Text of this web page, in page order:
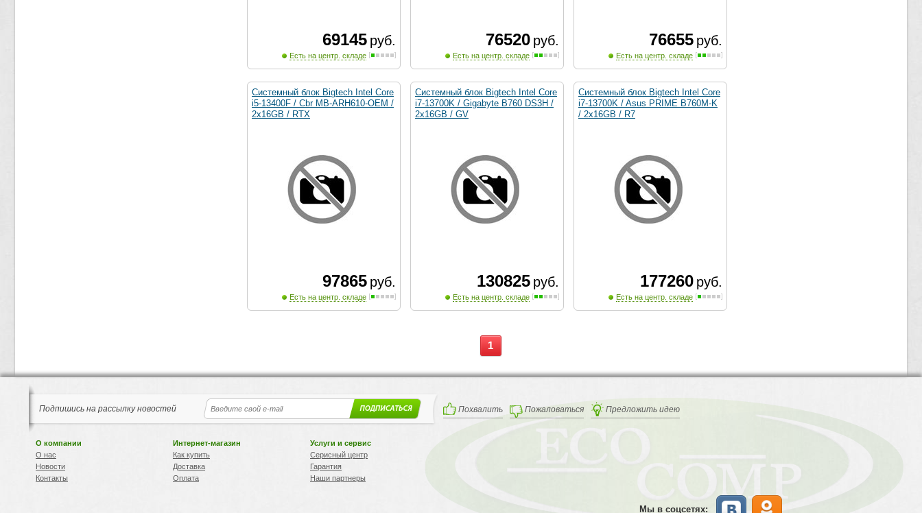
69145 руб.
Есть на центр. складе
76520 руб.
Есть на центр. складе
76655 руб.
Есть на центр. складе
Системный блок Bigtech Intel Core
i5-13400F / Cbr MB-ARH610-OEM /
2x16GB / RTX
97865 руб.
Есть на центр. складе
Системный блок Bigtech Intel Core
i7-13700K / Gigabyte B760 DS3H /
2x16GB / GV
130825 руб.
Есть на центр. складе
Системный блок Bigtech Intel Core
i7-13700K / Asus PRIME B760M-K
/ 2x16GB / R7
177260 руб.
Есть на центр. складе
1
Подпишись на рассылку новостей Похвалить Пожаловаться Предложить идею
О компании
О нас
Новости
Контакты
Интернет-магазин
Как купить
Доставка
Оплата
Услуги и сервис
Серисный центр
Гарантия
Наши партнеры
Мы в соцсетях: